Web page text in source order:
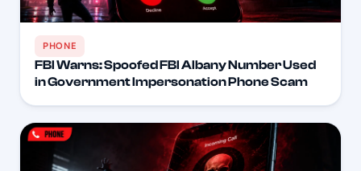
PHONE
FBI Warns: Spoofed FBI Albany Number Used
in Government Impersonation Phone Scam